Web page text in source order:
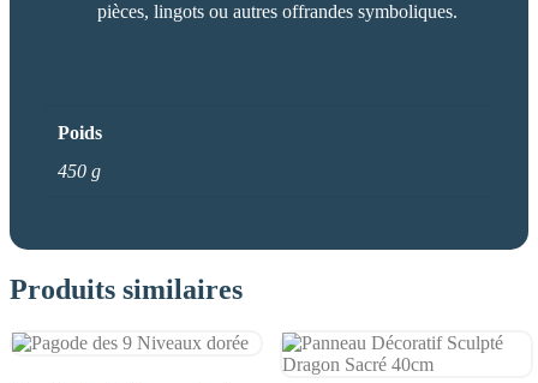
pièces, lingots ou autres offrandes symboliques.
Poids
450 g
Produits similaires